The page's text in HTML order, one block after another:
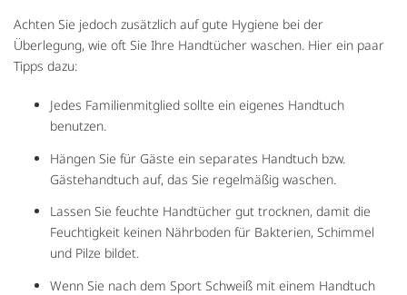
Achten Sie jedoch zusätzlich auf gute Hygiene bei der
Überlegung, wie oft Sie Ihre Handtücher waschen. Hier ein paar
Tipps dazu:
Jedes Familienmitglied sollte ein eigenes Handtuch
benutzen.
Hängen Sie für Gäste ein separates Handtuch bzw.
Gästehandtuch auf, das Sie regelmäßig waschen.
Lassen Sie feuchte Handtücher gut trocknen, damit die
Feuchtigkeit keinen Nährboden für Bakterien, Schimmel
und Pilze bildet.
Wenn Sie nach dem Sport Schweiß mit einem Handtuch